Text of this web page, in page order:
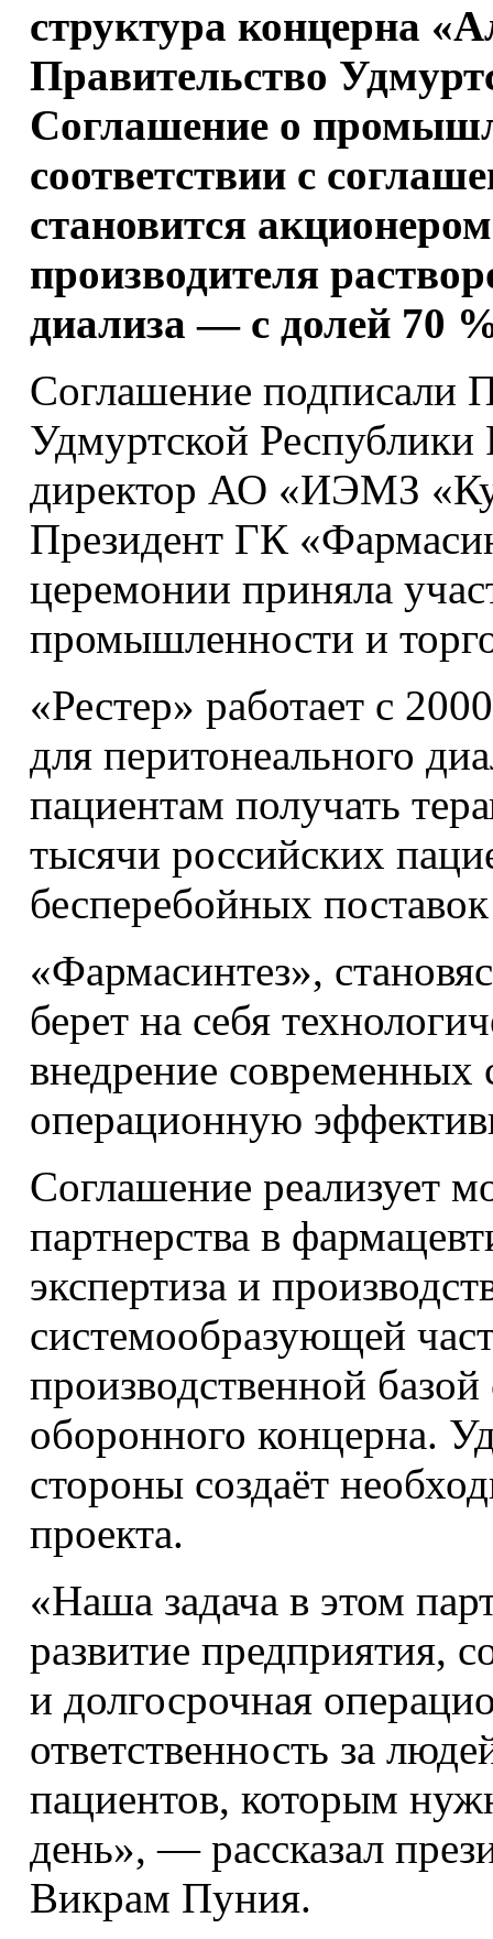
структура концерна
Правительство
Соглашение о
соответствии с
становится
производителя
диализа — с долей 70
Соглашение подписали
Удмуртской
директор АО «ИЭМЗ
Президент ГК
церемонии приняла
промышленности и
«Рестер» работает с
для перитонеального
пациентам получать
тысячи российских
бесперебойных
«Фармасинтез»,
берет на себя
внедрение современных
операционную
Соглашение реализует
партнерства в
экспертиза и
системообразующей
производственной
оборонного концерна.
стороны создаёт
проекта.
«Наша задача в этом
развитие предприятия,
и долгосрочная
ответственность за
пациентов, которым
день», — рассказал
Викрам Пуния.